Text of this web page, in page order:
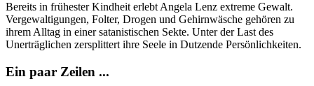
Bereits in frühester Kindheit erlebt Angela Lenz extreme Gewalt.
Vergewaltigungen, Folter, Drogen und Gehirnwäsche gehören zu
ihrem Alltag in einer satanistischen Sekte. Unter der Last des
Unerträglichen zersplittert ihre Seele in Dutzende Persönlichkeiten.
Ein paar Zeilen ...